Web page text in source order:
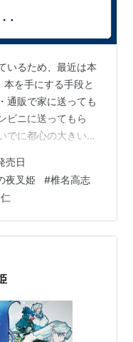
いるため、最近は本
を手にする手段と
通販で家に送っても
ビニに送ってもら
でに都心の大きい書
のでほぼ代引か、
くに出た本の場合
が、発売日にすぐ
と言うと・・・。 通
いないといけませ
一冊…
売日
夜叉姫 #椎名高志